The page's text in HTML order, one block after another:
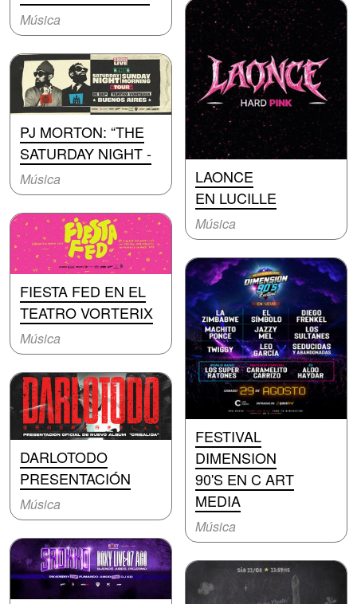
Música
PJ MORTON: “THE
SATURDAY NIGHT -
Música
FIESTA FED EN EL
TEATRO VORTERIX
Música
DARLOTODO
PRESENTACIÓN
Música
LAONCE
EN LUCILLE
Música
FESTIVAL
DIMENSION
90'S EN C ART
MEDIA
Música